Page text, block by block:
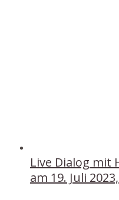
Live Dialog mit
am 19. Juli